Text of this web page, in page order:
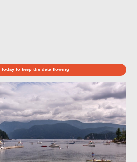
today to keep the data flowing